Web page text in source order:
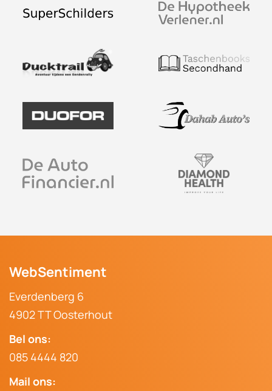
Afspraak maken
WebSentiment
Everdenberg 6
4902 TT Oosterhout
Bel ons:
085 4444 820
Mail ons: